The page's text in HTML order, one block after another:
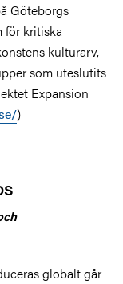
Göteborgs
för kritiska
kulturarv,
som uteslutits
Expansion
)
globalt går